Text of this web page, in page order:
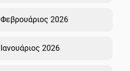
Φεβρουάριος 2026
Ιανουάριος 2026